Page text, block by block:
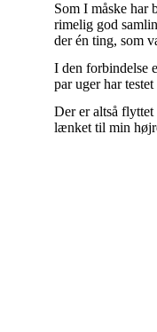
Som I måske har
rimelig god
der én ting, som
I den forbindelse
par uger har
Der er altså
lænket til min